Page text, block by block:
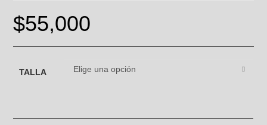
$55,000
TALLA Elige una opción